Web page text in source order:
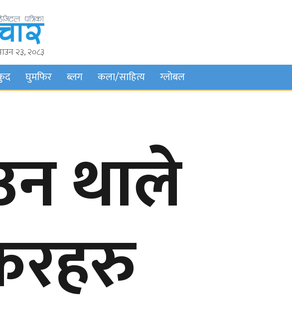
२३, २०८३
घुमफिर ब्लग कला/साहित्य ग्लोबल
थाले